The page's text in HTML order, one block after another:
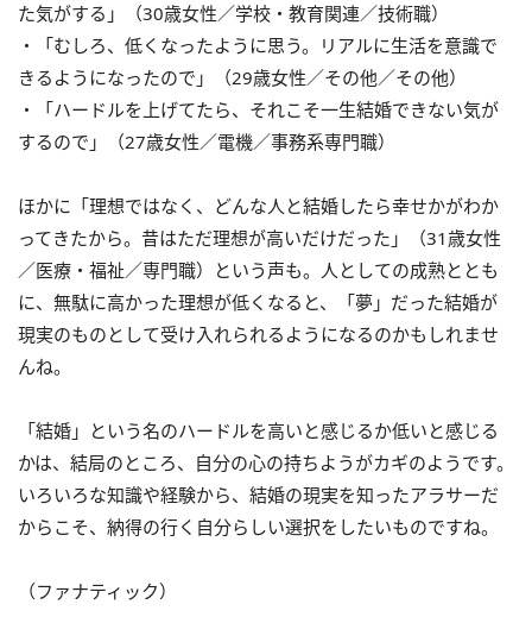
た気がする」（30歳女性／学校・教育関連／技術職）
・「むしろ、低くなったように思う。リアルに生活を意識で
きるようになったので」（29歳女性／その他／その他）
・「ハードルを上げてたら、それこそ一生結婚できない気が
するので」（27歳女性／電機／事務系専門職）
ほかに「理想ではなく、どんな人と結婚したら幸せかがわか
ってきたから。昔はただ理想が高いだけだった」（31歳女性
／医療・福祉／専門職）という声も。人としての成熟ととも
に、無駄に高かった理想が低くなると、「夢」だった結婚が
現実のものとして受け入れられるようになるのかもしれませ
んね。
「結婚」という名のハードルを高いと感じるか低いと感じる
かは、結局のところ、自分の心の持ちようがカギのようです。
いろいろな知識や経験から、結婚の現実を知ったアラサーだ
からこそ、納得の行く自分らしい選択をしたいものですね。
（ファナティック）